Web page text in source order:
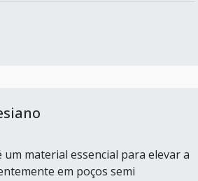
material essencial para elevar a
em poços semi